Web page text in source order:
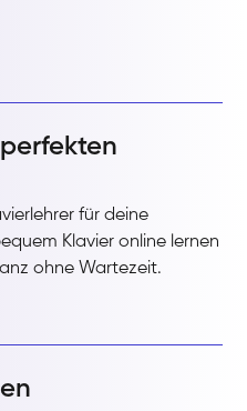
für deine
Klavier online lernen
ohne Wartezeit.